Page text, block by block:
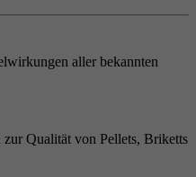
aller bekannten
Qualität von Pellets, Briketts